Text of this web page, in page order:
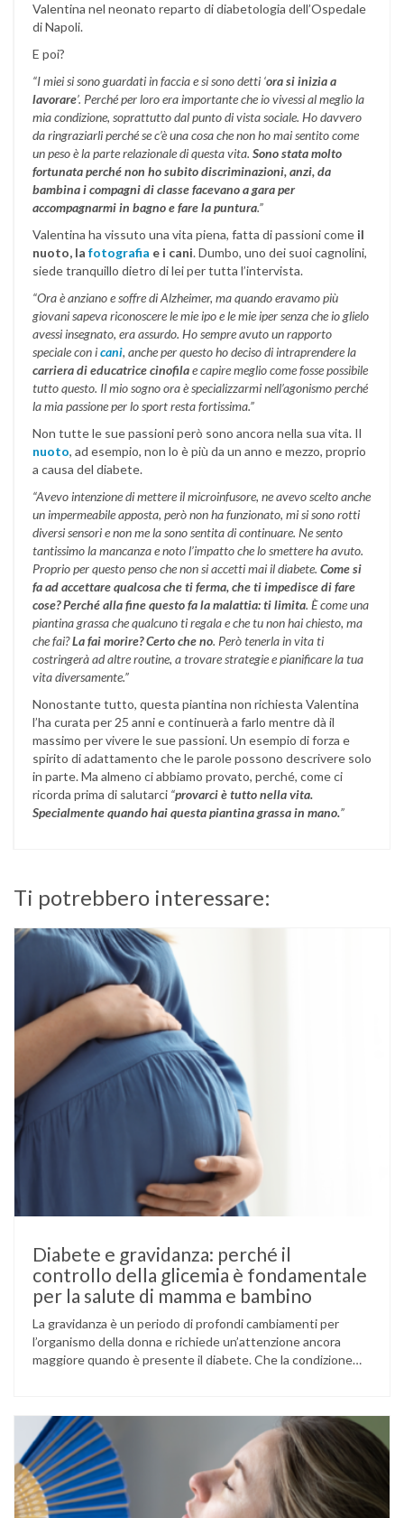
Valentina nel neonato reparto di diabetologia dell’Ospedale
di Napoli.
E poi?
“I miei si sono guardati in faccia e si sono detti ‘ora si inizia a
lavorare’. Perché per loro era importante che io vivessi al meglio la
mia condizione, soprattutto dal punto di vista sociale. Ho davvero
da ringraziarli perché se c’è una cosa che non ho mai sentito come
un peso è la parte relazionale di questa vita. Sono stata molto
fortunata perché non ho subito discriminazioni, anzi, da
bambina i compagni di classe facevano a gara per
accompagnarmi in bagno e fare la puntura.”
Valentina ha vissuto una vita piena, fatta di passioni come il
nuoto, la fotografia e i cani. Dumbo, uno dei suoi cagnolini,
siede tranquillo dietro di lei per tutta l’intervista.
“Ora è anziano e soffre di Alzheimer, ma quando eravamo più
giovani sapeva riconoscere le mie ipo e le mie iper senza che io glielo
avessi insegnato, era assurdo. Ho sempre avuto un rapporto
speciale con icani, anche per questo ho deciso di intraprendere la
carriera di educatrice cinofilae capire meglio come fosse possibile
tutto questo. Il mio sogno ora è specializzarmi nell’agonismo perché
la mia passione per lo sport resta fortissima.”
Non tutte le sue passioni però sono ancora nella sua vita. Il
nuoto, ad esempio, non lo è più da un anno e mezzo, proprio
a causa del diabete.
“Avevo intenzione di mettere il microinfusore, ne avevo scelto anche
un impermeabile apposta, però non ha funzionato, mi si sono rotti
diversi sensori e non me la sono sentita di continuare. Ne sento
tantissimo la mancanza e noto l’impatto che lo smettere ha avuto.
Proprio per questo penso che non si accetti mai il diabete. Come si
fa ad accettare qualcosa che ti ferma, che ti impedisce di fare
cose? Perché alla fine questo fa la malattia: ti limita. È come una
piantina grassa che qualcuno ti regala e che tu non hai chiesto, ma
che fai?La fai morire? Certo che no. Però tenerla in vita ti
costringerà ad altre routine, a trovare strategie e pianificare la tua
vita diversamente.”
Nonostante tutto, questa piantina non richiesta Valentina
l’ha curata per 25 anni e continuerà a farlo mentre dà il
massimo per vivere le sue passioni. Un esempio di forza e
spirito di adattamento che le parole possono descrivere solo
in parte. Ma almeno ci abbiamo provato, perché, come ci
ricorda prima di salutarci “provarci è tutto nella vita.
Specialmente quando hai questa piantina grassa in mano.”
Ti potrebbero interessare:
Diabete e gravidanza: perché il
controllo della glicemia è fondamentale
per la salute di mamma e bambino
La gravidanza è un periodo di profondi cambiamenti per
l’organismo della donna e richiede un’attenzione ancora
maggiore quando è presente il diabete. Che la condizione
volta durante la gestazione (diabete gestazionale),
mantenere …